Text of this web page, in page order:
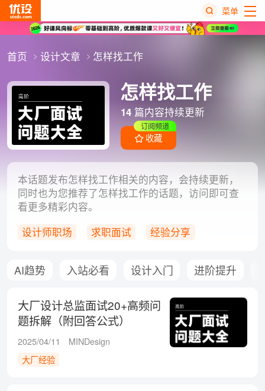
菜单
首页 设计文章 怎样找工作
怎样找工作
14 篇内容持续更新
收藏
订阅频道
本话题发布怎样找工作相关的内容，会持续更新，
同时也为您推荐了怎样找工作的话题，访问即可查
看更多精彩内容。
设计师职场
求职面试
经验分享
AI趋势 入站必看 设计入门 进阶提升
大厂设计总监面试20+高频问
题拆解（附回答公式）
2025/04/11
MINDesign
大厂经验